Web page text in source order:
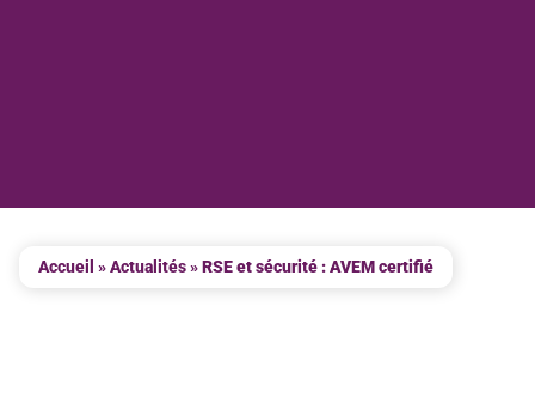
Accueil »Actualités»RSE et sécurité : AVEM certifié